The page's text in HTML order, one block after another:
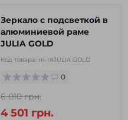
Зеркало с подсветкой в
алюминиевой раме
JULIA GOLD
Код товара: m-r#JULIA GOLD
0
6 010 грн.
4 501 грн.